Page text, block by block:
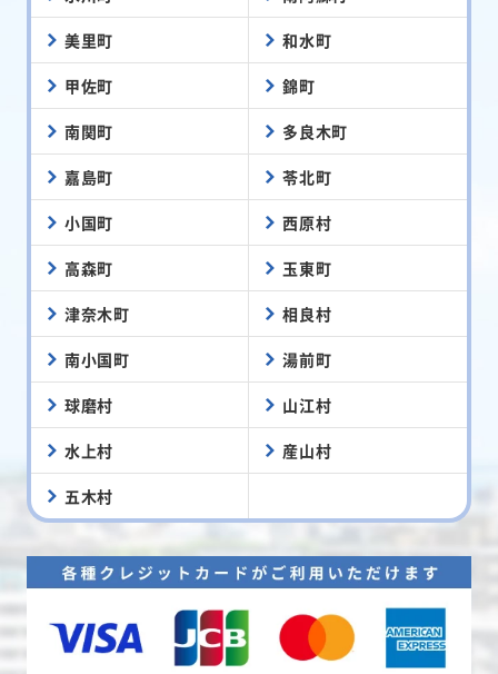
美里町 和水町
甲佐町 錦町
南関町 多良木町
嘉島町 苓北町
小国町 西原村
高森町 玉東町
津奈木町 相良村
南小国町 湯前町
球磨村 山江村
水上村 産山村
五木村